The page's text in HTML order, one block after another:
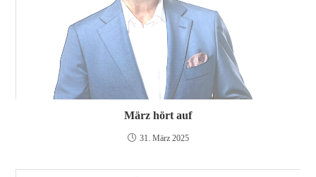
März hört auf
31. März 2025